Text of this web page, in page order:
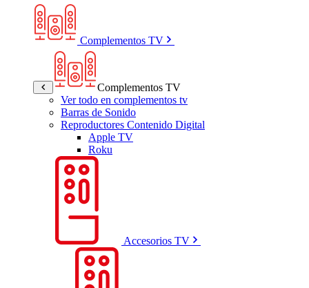
Complementos TV
Complementos TV
Ver todo en complementos tv
Barras de Sonido
Reproductores Contenido Digital
Apple TV
Roku
Accesorios TV